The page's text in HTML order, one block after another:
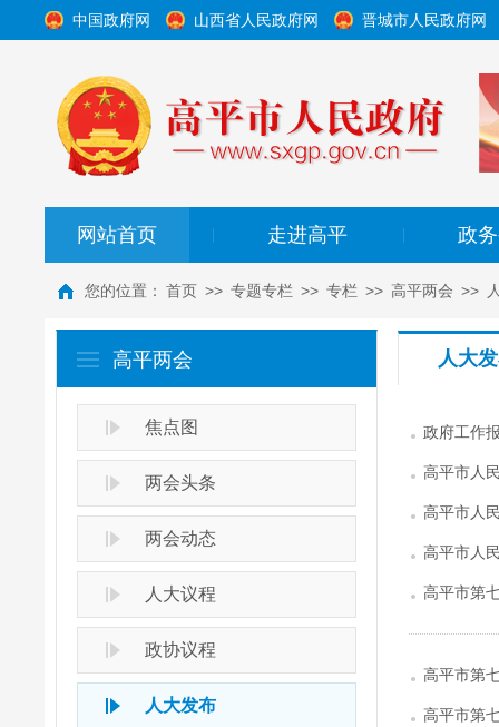
中国政府网 山西省人民政府网 晋城市人民政府网
网站首页 走进高平 政
您的位置： 首页 >> 专题专栏 >> 专栏 >> 高平两会 >>
高平两会
焦点图
两会头条
两会动态
人大议程
政协议程
人大发布
人大
政府工作
高平市人
高平市人
高平市人
高平市第
高平市第
高平市第